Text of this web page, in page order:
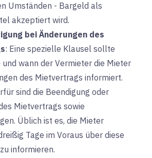
Umständen - Bargeld als
akzeptiert wird.
bei Änderungen des
: Eine spezielle Klausel sollte
wann der Vermieter die Mieter
des Mietvertrags informiert.
sind die Beendigung oder
Mietvertrags sowie
Üblich ist es, die Mieter
Tage im Voraus über diese
informieren.